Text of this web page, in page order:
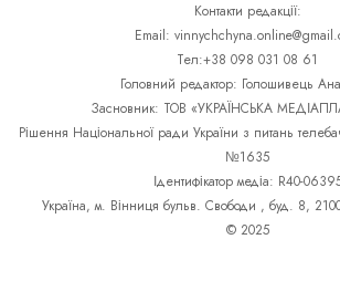
Контакти редакції:
Email:
Тел:+38 098 031 08 61
Головний редактор: Голошивець
Засновник: ТОВ «УКРАЇНСЬКА
Рішення Національної ради України з питань
№1635
Ідентифікатор медіа: R40-
Україна, м. Вінниця бульв. Свободи , буд. 8,
© 2025